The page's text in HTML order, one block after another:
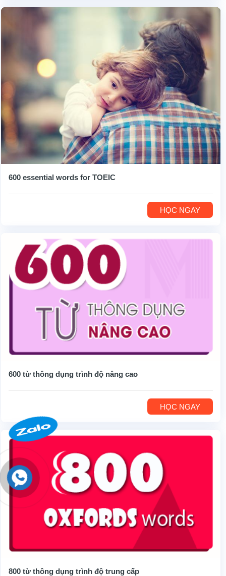
600 essential words for TOEIC
HỌC NGAY
600 từ thông dụng trình độ nâng cao
HỌC NGAY
800 từ thông dụng trình độ trung cấp